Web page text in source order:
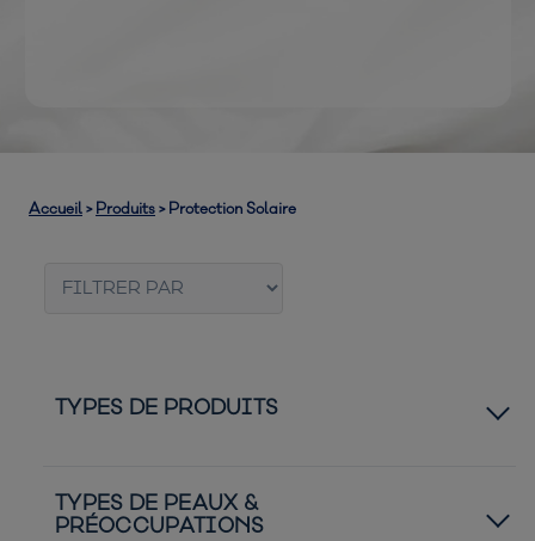
Accueil> Produits> Protection Solaire
TYPES DE PRODUITS
TYPES DE PEAUX &
PRÉOCCUPATIONS